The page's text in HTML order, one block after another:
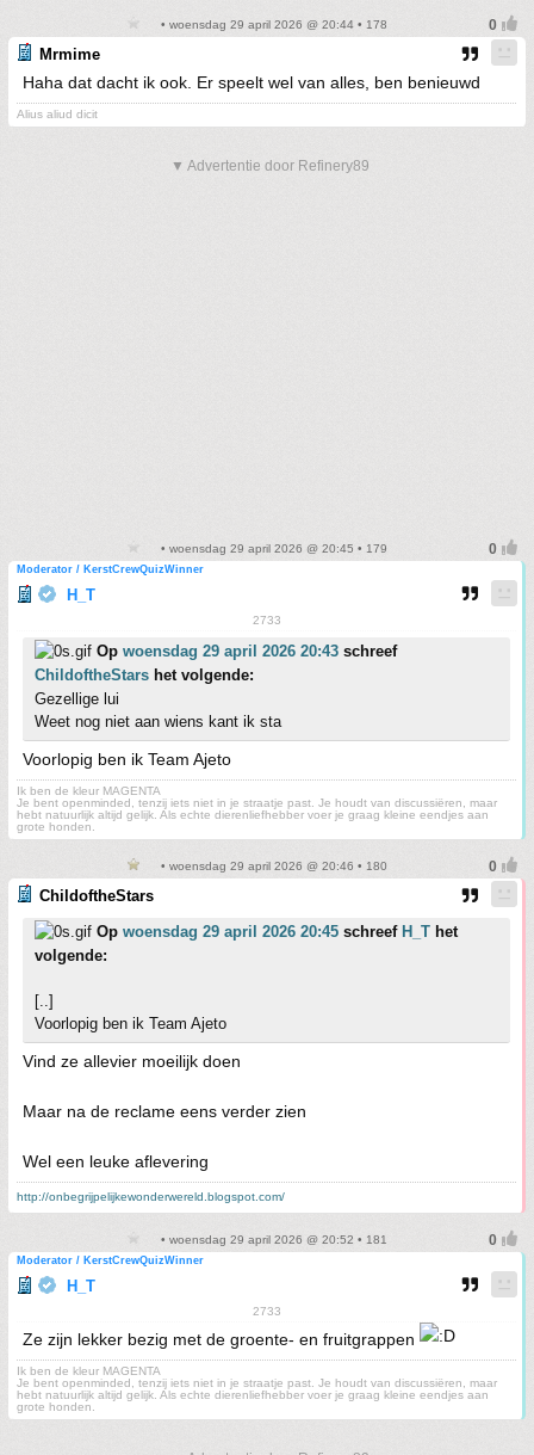
• woensdag 29 april 2026 @ 20:44 • 178
Mrmime
Haha dat dacht ik ook. Er speelt wel van alles, ben benieuwd
Alius aliud dicit
▼ Advertentie door Refinery89
• woensdag 29 april 2026 @ 20:45 • 179
Moderator / KerstCrewQuizWinner
H_T
2733
Op woensdag 29 april 2026 20:43 schreef
ChildoftheStars het volgende:
Gezellige lui
Weet nog niet aan wiens kant ik sta
Voorlopig ben ik Team Ajeto
Ik ben de kleur MAGENTA
Je bent openminded, tenzij iets niet in je straatje past. Je houdt van discussiëren, maar
hebt natuurlijk altijd gelijk. Als echte dierenliefhebber voer je graag kleine eendjes aan
grote honden.
• woensdag 29 april 2026 @ 20:46 • 180
ChildoftheStars
Op woensdag 29 april 2026 20:45 schreef H_T het
volgende:
[..]
Voorlopig ben ik Team Ajeto
Vind ze allevier moeilijk doen
Maar na de reclame eens verder zien
Wel een leuke aflevering
http://onbegrijpelijkewonderwereld.blogspot.com/
• woensdag 29 april 2026 @ 20:52 • 181
Moderator / KerstCrewQuizWinner
H_T
2733
Ze zijn lekker bezig met de groente- en fruitgrappen
Ik ben de kleur MAGENTA
Je bent openminded, tenzij iets niet in je straatje past. Je houdt van discussiëren, maar
hebt natuurlijk altijd gelijk. Als echte dierenliefhebber voer je graag kleine eendjes aan
grote honden.